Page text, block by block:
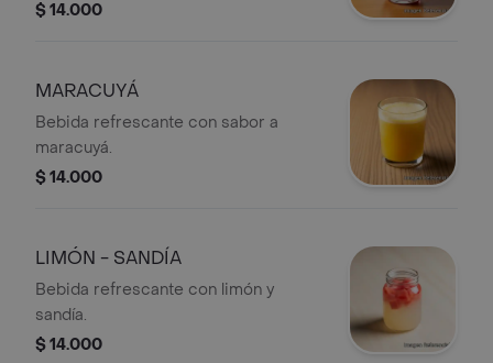
$ 14.000
MARACUYÁ
Bebida refrescante con sabor a
maracuyá.
$ 14.000
LIMÓN - SANDÍA
Bebida refrescante con limón y
sandía.
$ 14.000